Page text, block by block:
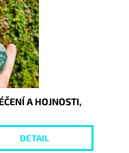
A HOJNOSTI,
DETAIL